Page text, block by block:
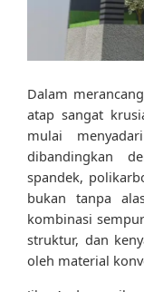
Dalam
atap sangat
mulai
dibandingkan
spandek,
bukan tanpa
kombinasi
struktur, dan
oleh material